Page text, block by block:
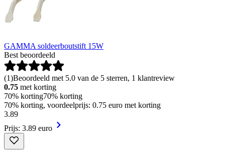
GAMMA soldeerboutstift 15W
Best beoordeeld
(1)Beoordeeld met 5.0 van de 5 sterren, 1 klantreview
0.75 met korting
70% korting70% korting
70% korting, voordeelprijs: 0.75 euro met korting
3.89
Prijs: 3.89 euro